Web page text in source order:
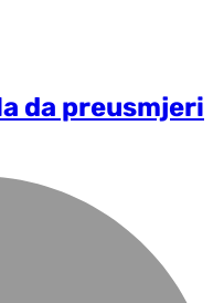
da preusmjeri